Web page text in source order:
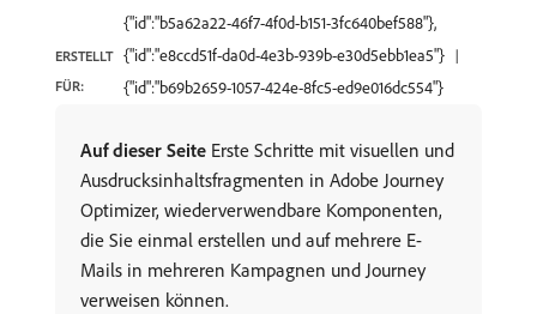
ERSTELLT
FÜR:
{"id":"b5a62a22-46f7-4f0d-b151-3fc640bef588"},
{"id":"e8ccd51f-da0d-4e3b-939b-e30d5ebb1ea5"}
{"id":"b69b2659-1057-424e-8fc5-ed9e016dc554"}
Auf dieser Seite Erste Schritte mit visuellen und
Ausdrucksinhaltsfragmenten in Adobe Journey
Optimizer, wiederverwendbare Komponenten,
die Sie einmal erstellen und auf mehrere E-
Mails in mehreren Kampagnen und Journey
verweisen können.